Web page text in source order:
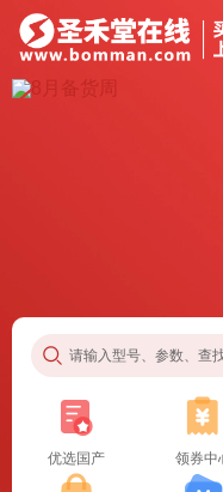
请输入型号、参数、查
优选国产 领券中